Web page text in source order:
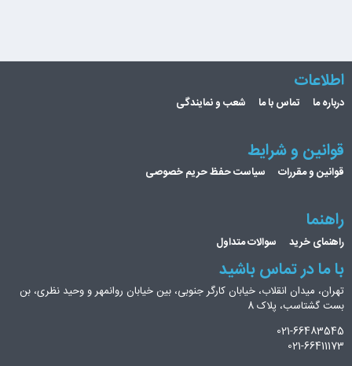
اطلاعات
درباره ما تماس با ما شعب و نمایندگی
قوانین و شرایط
قوانین و مقررات سیاست حفظ حریم خصوصی
راهنما
راهنمای خرید سوالات متداول
با ما در تماس باشید
تهران، میدان انقلاب، خیابان کارگر جنوبی، بین خیابان روانمهر و وحید نظری، بن
بست گشتاسب، پلاک 8
021-66483545
021-66411173